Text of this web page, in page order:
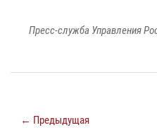
Пресс-служба Управления
← Предыдущая